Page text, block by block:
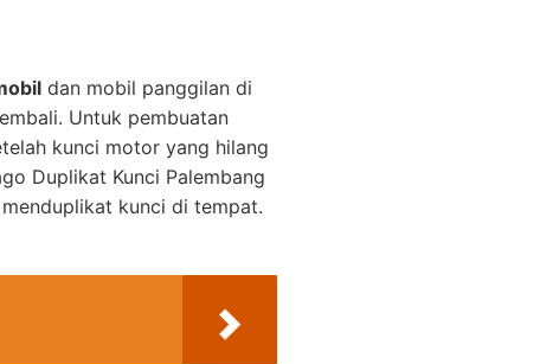
dan mobil panggilan di
Untuk pembuatan
kunci motor yang hilang
Duplikat Kunci Palembang
kunci di tempat.